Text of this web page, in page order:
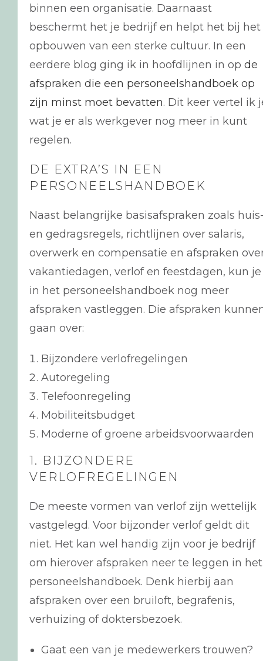
binnen een organisatie. Daarnaast
beschermt het je bedrijf en helpt het bij het
opbouwen van een sterke cultuur. In een
eerdere blog ging ik in hoofdlijnen in op de
afspraken die een personeelshandboek op
zijn minst moet bevatten. Dit keer vertel ik
wat je er als werkgever nog meer in kunt
regelen.
DE EXTRA’S IN EEN
PERSONEELSHANDBOEK
Naast belangrijke basisafspraken zoals
en gedragsregels, richtlijnen over salaris,
overwerk en compensatie en afspraken
vakantiedagen, verlof en feestdagen, kun je
in het personeelshandboek nog meer
afspraken vastleggen. Die afspraken
gaan over:
Bijzondere verlofregelingen
Autoregeling
Telefoonregeling
Mobiliteitsbudget
Moderne of groene arbeidsvoorwaarden
1. BIJZONDERE
VERLOFREGELINGEN
De meeste vormen van verlof zijn wettelijk
vastgelegd. Voor bijzonder verlof geldt dit
niet. Het kan wel handig zijn voor je bedrijf
om hierover afspraken neer te leggen in het
personeelshandboek. Denk hierbij aan
afspraken over een bruiloft, begrafenis,
verhuizing of doktersbezoek.
Gaat een van je medewerkers trouwen?